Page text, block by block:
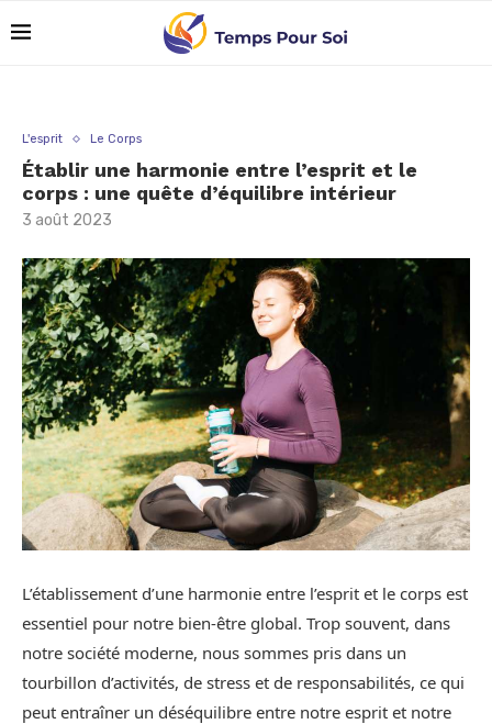
L'esprit Le Corps
Établir une harmonie entre l’esprit et le
corps : une quête d’équilibre intérieur
3 août 2023
L’établissement d’une harmonie entre l’esprit et le corps est
essentiel pour notre bien-être global. Trop souvent, dans
notre société moderne, nous sommes pris dans un
tourbillon d’activités, de stress et de responsabilités, ce qui
peut entraîner un déséquilibre entre notre esprit et notre